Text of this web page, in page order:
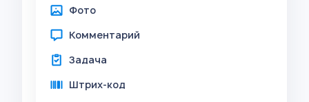
Фото
Комментарий
Задача
Штрих-код